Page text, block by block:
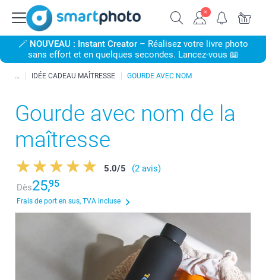
🪄 NOUVEAU : Instant Creator– Réalisez votre livre photo
sans effort et en quelques secondes. Lancez-vous 📖
IDÉE CADEAU MAÎTRESSE GOURDE AVEC NOM
Gourde avec nom de la
maîtresse
5.0/5
(2 avis)
Dès25,95
Frais de port en sus, TVA incluse